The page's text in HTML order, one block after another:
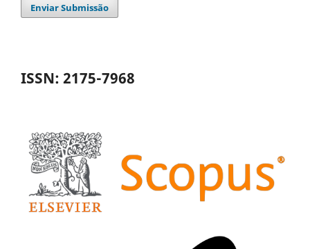
Enviar Submissão
ISSN: 2175-7968